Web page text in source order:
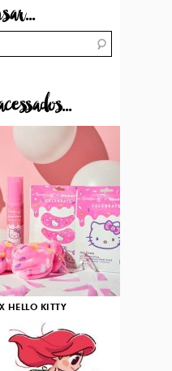
HELLO KITTY
3